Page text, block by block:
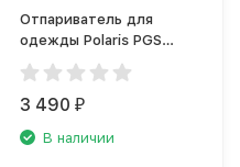
Отпариватель для
одежды Polaris PGS
1518CA SteamProfi
ручной
3 490₽
В наличии